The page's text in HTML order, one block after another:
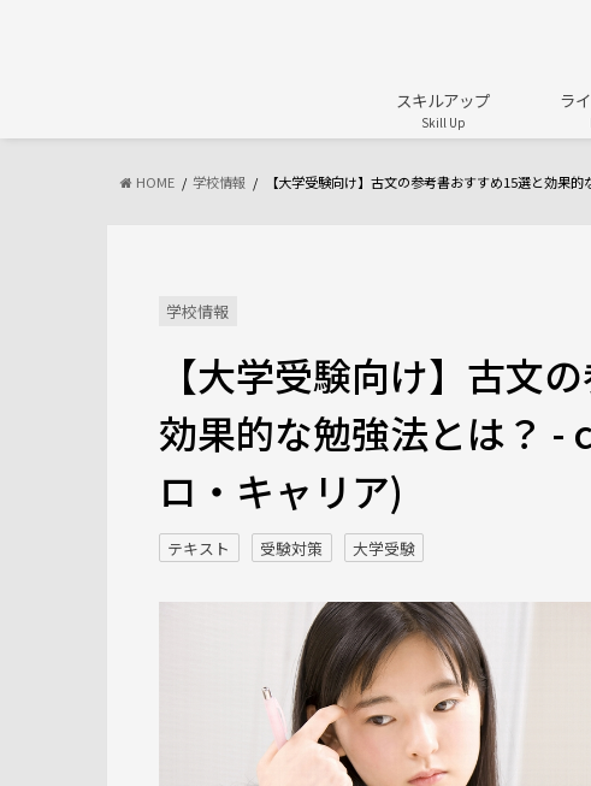
スキルアップ
Skill Up
ラ
HOME 学校情報 【大学受験向け】古文の参考書おすすめ15選と効果的
学校情報
【大学受験向け】古文
効果的な勉強法とは？
ロ・キャリア)
テキスト 受験対策 大学受験